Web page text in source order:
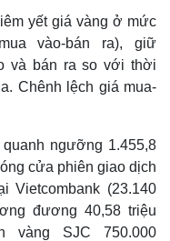
yết giá vàng ở mức
vào-bán ra), giữ
và bán ra so với thời
Chênh lệch giá mua-
ngưỡng 1.455,8
cửa phiên giao dịch
Vietcombank (23.140
đương 40,58 triệu
vàng SJC 750.000